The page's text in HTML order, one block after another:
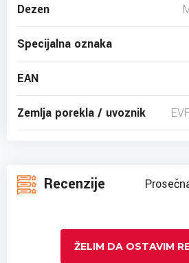
Dezen
Specijalna oznaka
EAN
Zemlja porekla / uvoznik
Recenzije
ŽELIM DA OSTAVIM